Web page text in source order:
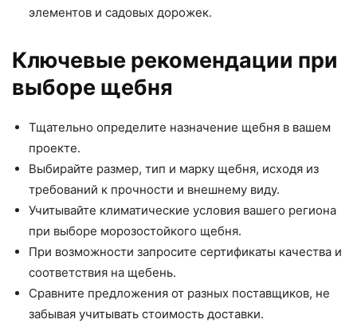
элементов и садовых дорожек.
Ключевые рекомендации при
выборе щебня
Тщательно определите назначение щебня в вашем
проекте.
Выбирайте размер, тип и марку щебня, исходя из
требований к прочности и внешнему виду.
Учитывайте климатические условия вашего региона
при выборе морозостойкого щебня.
При возможности запросите сертификаты качества и
соответствия на щебень.
Сравните предложения от разных поставщиков, не
забывая учитывать стоимость доставки.